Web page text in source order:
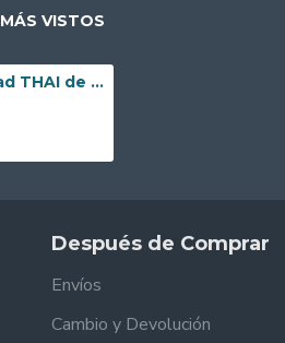
MÁS VISTOS
Camiseta Calidad THAI de Portero Manchester United 2025/2026 Verde Claro/Negro
Después de Comprar
Envíos
Cambio y Devolución